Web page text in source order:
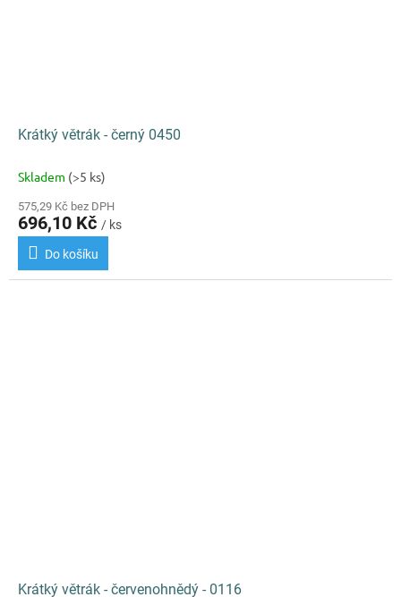
Krátký větrák - černý 0450
Skladem (>5 ks)
575,29 Kč bez DPH
696,10 Kč / ks
Do košíku
Krátký větrák - červenohnědý - 0116